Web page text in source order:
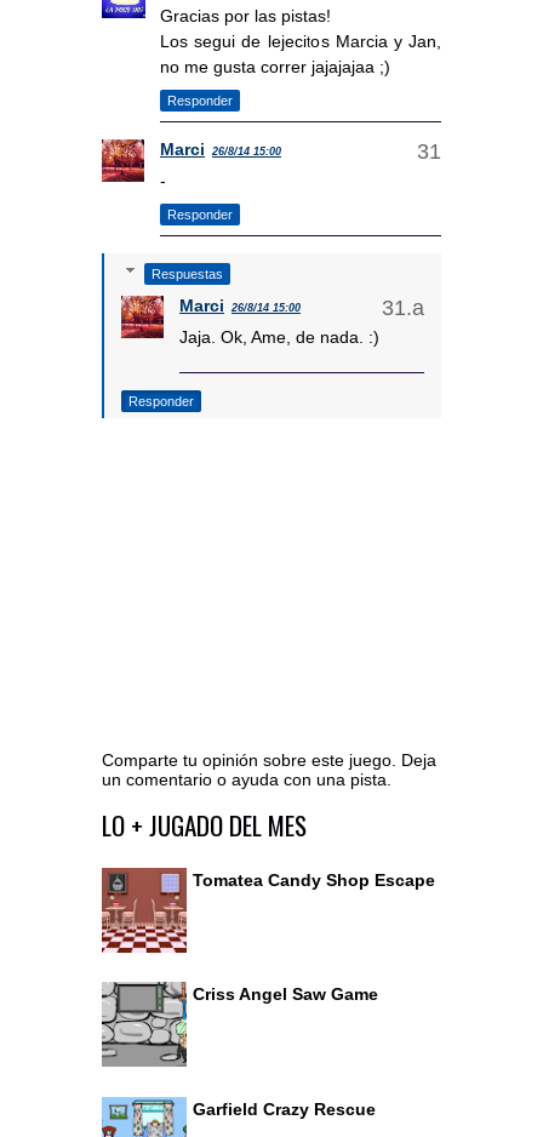
Gracias por las pistas!
Los segui de lejecitos Marcia y Jan,
no me gusta correr jajajajaa ;)
Responder
Marci 26/8/14 15:00
-
Responder
Respuestas
Marci 26/8/14 15:00
Jaja. Ok, Ame, de nada. :)
Responder
Comparte tu opinión sobre este juego. Deja
un comentario o ayuda con una pista.
Ir al editor de comentarios
LO + JUGADO DEL MES
Tomatea Candy Shop Escape
Criss Angel Saw Game
Garfield Crazy Rescue